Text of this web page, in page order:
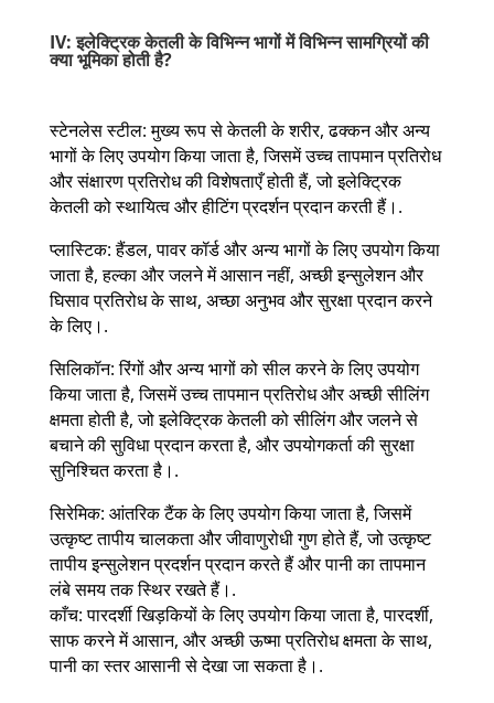
IV: इलेक्ट्रिक केतली के विभिन्न भागों में विभिन्न सामग्रियों की
क्या भूमिका होती है?
स्टेनलेस स्टील: मुख्य रूप से केतली के शरीर, ढक्कन और अन्य
भागों के लिए उपयोग किया जाता है, जिसमें उच्च तापमान प्रतिरोध
और संक्षारण प्रतिरोध की विशेषताएँ होती हैं, जो इलेक्ट्रिक
केतली को स्थायित्व और हीटिंग प्रदर्शन प्रदान करती हैं।.
प्लास्टिक: हैंडल, पावर कॉर्ड और अन्य भागों के लिए उपयोग किया
जाता है, हल्का और जलने में आसान नहीं, अच्छी इन्सुलेशन और
घिसाव प्रतिरोध के साथ, अच्छा अनुभव और सुरक्षा प्रदान करने
के लिए।.
सिलिकॉन: रिंगों और अन्य भागों को सील करने के लिए उपयोग
किया जाता है, जिसमें उच्च तापमान प्रतिरोध और अच्छी सीलिंग
क्षमता होती है, जो इलेक्ट्रिक केतली को सीलिंग और जलने से
बचाने की सुविधा प्रदान करता है, और उपयोगकर्ता की सुरक्षा
सुनिश्चित करता है।.
सिरेमिक: आंतरिक टैंक के लिए उपयोग किया जाता है, जिसमें
उत्कृष्ट तापीय चालकता और जीवाणुरोधी गुण होते हैं, जो उत्कृष्ट
तापीय इन्सुलेशन प्रदर्शन प्रदान करते हैं और पानी का तापमान
लंबे समय तक स्थिर रखते हैं।.
काँच: पारदर्शी खिड़कियों के लिए उपयोग किया जाता है, पारदर्शी,
साफ करने में आसान, और अच्छी ऊष्मा प्रतिरोध क्षमता के साथ,
पानी का स्तर आसानी से देखा जा सकता है।.